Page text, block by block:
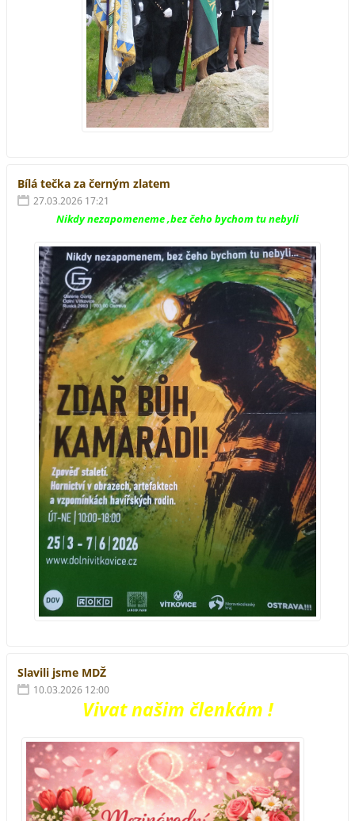
Bílá tečka za černým zlatem
27.03.2026 17:21
Nikdy nezapomeneme ,bez čeho bychom tu nebyli
Slavili jsme MDŽ
10.03.2026 12:00
Vivat našim členkám !